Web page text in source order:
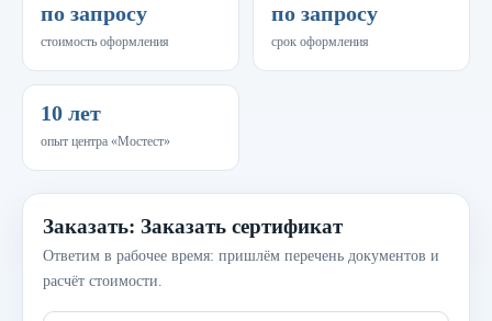
по запросу
стоимость оформления
по запросу
срок оформления
10 лет
опыт центра «Мостест»
Заказать: Заказать сертификат
Ответим в рабочее время: пришлём перечень документов и
расчёт стоимости.